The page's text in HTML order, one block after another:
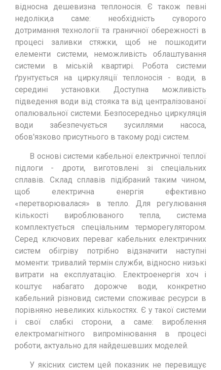
відносна дешевизна теплоносія. Є також певні
недоліки,а саме: необхідність суворого
дотримання технології та граничної обережності в
процесі заливки стяжки, щоб не пошкодити
елементи системи, неможливість облаштування
системи в міській квартирі. Робота системи
ґрунтується на циркуляції теплоносія - води, в
середині установки. Доступна можливість
підведення води від стояка та від централізованої
опалювальної системи. Безпосередньо циркуляція
води забезпечується зусиллями насоса,
обов'язково присутнього в такому роді систем.
В основі системи кабельної електричної теплої
підлоги - дроти, виготовлені зі спеціальних
сплавів. Склад сплавів підібраний таким чином,
щоб електрична енергія ефективно
«перетворювалася» в тепло. Для регулювання
кількості вироблюваного тепла, система
комплектується спеціальним терморегулятором.
Серед ключових переваг кабельних електричних
систем обігріву потрібно відзначити наступні
моменти: тривалий термін служби, відносно низькі
витрати на експлуатацію. Електроенергія хоч і
коштує набагато дорожче води, конкретно
кабельний різновид системи споживає ресурси в
порівняно невеликих кількостях. Є у такої системи
і свої слабкі сторони, а саме: вироблення
електромагнітного випромінювання в процесі
роботи, актуально для найдешевших моделей.
У якісних систем цей показник не перевищує